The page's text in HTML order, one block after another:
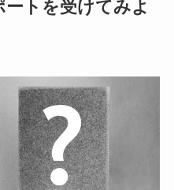
トを受けてみよ